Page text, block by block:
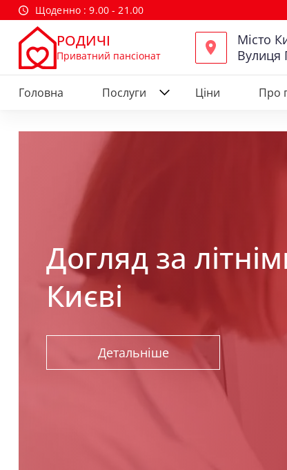
Щоденно : 9.00 - 21.00
РОДИЧІ
Приватний пансіонат
Місто
Вулиця
Головна Послуги Ціни Про
Догляд за
Києві
Детальніше